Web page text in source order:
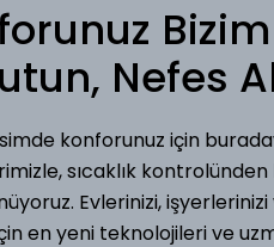
Bizim
Nefes
konforunuz için
sıcaklık
Evlerinizi,
en yeni teknolojileri ve